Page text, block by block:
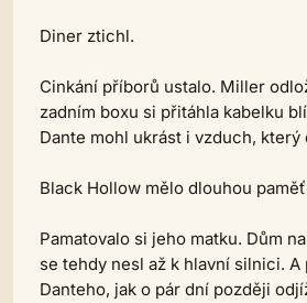
Diner ztichl.
Cinkání příborů ustalo. Miller
zadním boxu si přitáhla kabelku
Dante mohl ukrást i vzduch, který
Black Hollow mělo dlouhou
Pamatovalo si jeho matku. Dům
se tehdy nesl až k hlavní silnici. A
Danteho, jak o pár dní později